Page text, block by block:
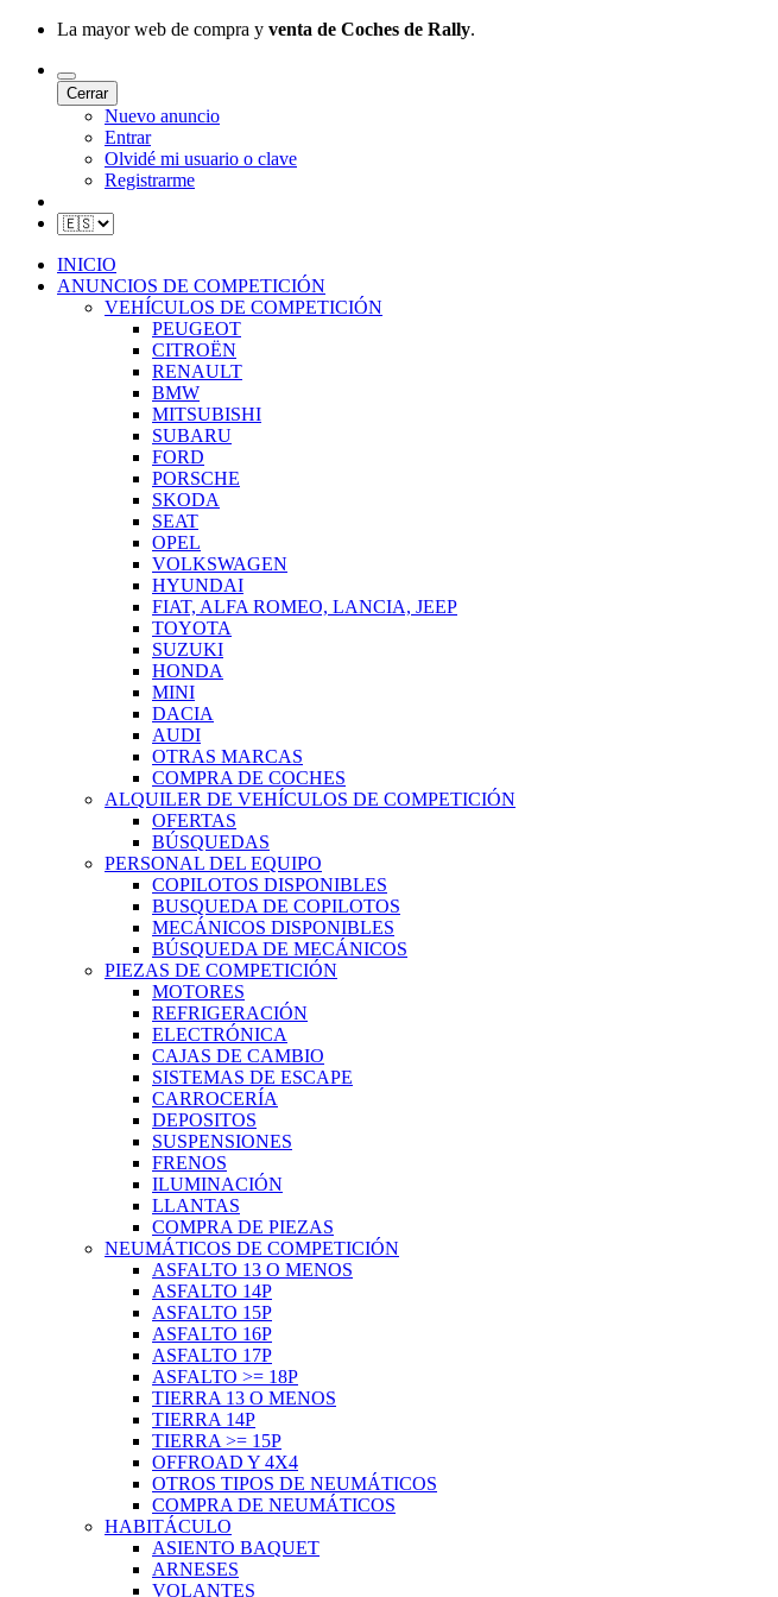
La mayor web de compra y venta de Coches de Rally.
Cerrar
Nuevo anuncio
Entrar
Olvidé mi usuario o clave
Registrarme
INICIO
ANUNCIOS DE COMPETICIÓN
VEHÍCULOS DE COMPETICIÓN
PEUGEOT
CITROËN
RENAULT
BMW
MITSUBISHI
SUBARU
FORD
PORSCHE
SKODA
SEAT
OPEL
VOLKSWAGEN
HYUNDAI
FIAT, ALFA ROMEO, LANCIA, JEEP
TOYOTA
SUZUKI
HONDA
MINI
DACIA
AUDI
OTRAS MARCAS
COMPRA DE COCHES
ALQUILER DE VEHÍCULOS DE COMPETICIÓN
OFERTAS
BÚSQUEDAS
PERSONAL DEL EQUIPO
COPILOTOS DISPONIBLES
BUSQUEDA DE COPILOTOS
MECÁNICOS DISPONIBLES
BÚSQUEDA DE MECÁNICOS
PIEZAS DE COMPETICIÓN
MOTORES
REFRIGERACIÓN
ELECTRÓNICA
CAJAS DE CAMBIO
SISTEMAS DE ESCAPE
CARROCERÍA
DEPOSITOS
SUSPENSIONES
FRENOS
ILUMINACIÓN
LLANTAS
COMPRA DE PIEZAS
NEUMÁTICOS DE COMPETICIÓN
ASFALTO 13 O MENOS
ASFALTO 14P
ASFALTO 15P
ASFALTO 16P
ASFALTO 17P
ASFALTO >= 18P
TIERRA 13 O MENOS
TIERRA 14P
TIERRA >= 15P
OFFROAD Y 4X4
OTROS TIPOS DE NEUMÁTICOS
COMPRA DE NEUMÁTICOS
HABITÁCULO
ASIENTO BAQUET
ARNESES
VOLANTES